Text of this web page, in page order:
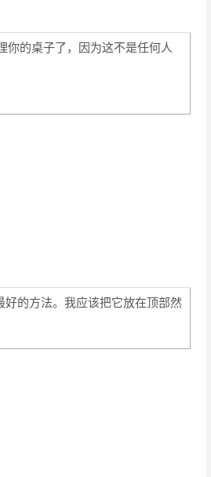
你的桌子了，因为这不是任何人
的方法。我应该把它放在顶部然